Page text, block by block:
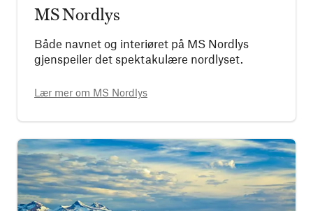
MS Nordlys
Både navnet og interiøret på MS Nordlys
gjenspeiler det spektakulære nordlyset.
Lær mer om MS Nordlys